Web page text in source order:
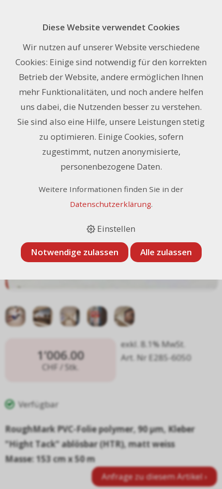
matt, 153cm x 50 m
1’006.00
CHF / Stk.
exkl. 8.1% MwSt.
Art. Nr E285-6050
Verfügbar
RoughMark PVC-Folie polymer, 90 µm, Kleber
"Hight Tack" ablösbar (HTR), matt weiss
Masse: 153 cm x 50 m
Anfrage zu diesem Artikel ›
Diese Website verwendet Cookies
Wir nutzen auf unserer Website verschiedene
Cookies: Einige sind notwendig für den korrekten
Betrieb der Website, andere ermöglichen Ihnen
mehr Funktionalitäten, und noch andere helfen
uns dabei, die Nutzenden besser zu verstehen.
Sie sind also eine Hilfe, unsere Leistungen stetig
zu optimieren. Einige Cookies, sofern
zugestimmt, nutzen anonymisierte,
personenbezogene Daten.
Weitere Informationen finden Sie in der
Datenschutzerklärung.
Einstellen
Notwendige zulassen Alle zulassen